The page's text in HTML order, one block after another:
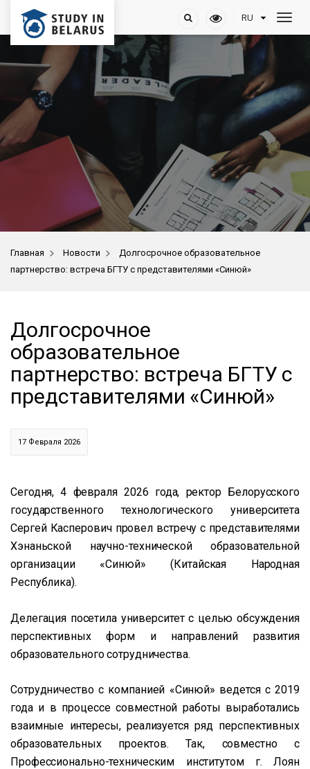
Главная > Новости >
Долгосрочное образовательное
партнерство: встреча БГТУ с представителями «Синюй»
Долгосрочное
образовательное
партнерство: встреча БГТУ с
представителями «Синюй»
17 Февраля 2026
Сегодня, 4 февраля 2026 года, ректор Белорусского
государственного технологического университета
Сергей Касперович провел встречу с представителями
Хэнаньской научно-технической образовательной
организации «Синюй» (Китайская Народная
Республика).
Делегация посетила университет с целью обсуждения
перспективных форм и направлений развития
образовательного сотрудничества.
Сотрудничество с компанией «Синюй» ведется с 2019
года и в процессе совместной работы выработались
взаимные интересы, реализуется ряд перспективных
образовательных проектов. Так, совместно с
Профессионально-техническим институтом г. Лоян